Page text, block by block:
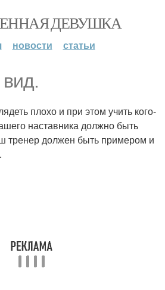
ДЕВУШКА
новости статьи
плохо и при этом учить кого-
наставника должно быть
тренер должен быть примером и